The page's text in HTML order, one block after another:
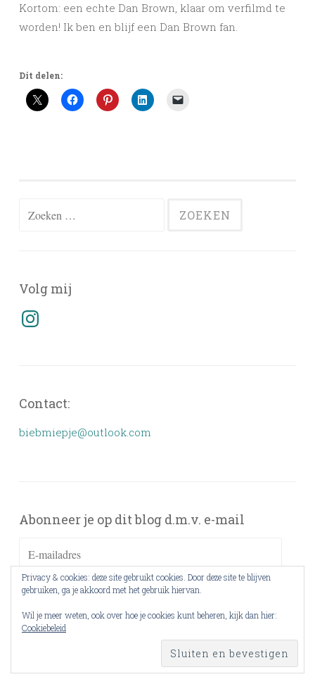
Kortom: een echte Dan Brown, klaar om verfilmd te
worden! Ik ben en blijf een Dan Brown fan.
Dit delen:
Zoeken
Volg mij
Instagram
Contact:
biebmiepje@outlook.com
Abonneer je op dit blog d.m.v. e-mail
mailadres
ABONNEREN
Voeg je bij 509 andere abonnees
Privacy & cookies: deze site gebruikt cookies. Door deze site te blijven
gebruiken, ga je akkoord met het gebruik hiervan.
Wil je meer weten, ook over hoe je cookies kunt beheren, kijk dan hier:
Cookiebeleid